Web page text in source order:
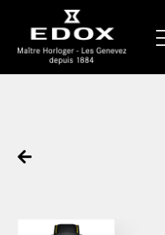
Inhalt
springen